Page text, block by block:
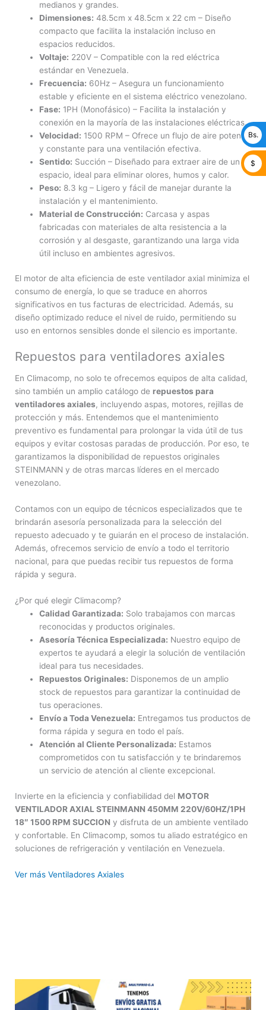
medianos y grandes.
Dimensiones: 48.5cm x 48.5cm x 22 cm – Diseño
compacto que facilita la instalación incluso en
espacios reducidos.
Voltaje: 220V – Compatible con la red eléctrica
estándar en Venezuela.
Frecuencia: 60Hz – Asegura un funcionamiento
estable y eficiente en el sistema eléctrico venezolano.
Fase: 1PH (Monofásico) – Facilita la instalación y
conexión en la mayoría de las instalaciones eléctricas.
Velocidad: 1500 RPM – Ofrece un flujo de aire potente
y constante para una ventilación efectiva.
Sentido: Succión – Diseñado para extraer aire de un
espacio, ideal para eliminar olores, humos y calor.
Peso: 8.3 kg – Ligero y fácil de manejar durante la
instalación y el mantenimiento.
Material de Construcción: Carcasa y aspas
fabricadas con materiales de alta resistencia a la
corrosión y al desgaste, garantizando una larga vida
útil incluso en ambientes agresivos.
El motor de alta eficiencia de este ventilador axial minimiza el
consumo de energía, lo que se traduce en ahorros
significativos en tus facturas de electricidad. Además, su
diseño optimizado reduce el nivel de ruido, permitiendo su
uso en entornos sensibles donde el silencio es importante.
Repuestos para ventiladores axiales
En Climacomp, no solo te ofrecemos equipos de alta calidad,
sino también un amplio catálogo de repuestos para
ventiladores axiales, incluyendo aspas, motores, rejillas de
protección y más. Entendemos que el mantenimiento
preventivo es fundamental para prolongar la vida útil de tus
equipos y evitar costosas paradas de producción. Por eso, te
garantizamos la disponibilidad de repuestos originales
STEINMANN y de otras marcas líderes en el mercado
venezolano.
Contamos con un equipo de técnicos especializados que te
brindarán asesoría personalizada para la selección del
repuesto adecuado y te guiarán en el proceso de instalación.
Además, ofrecemos servicio de envío a todo el territorio
nacional, para que puedas recibir tus repuestos de forma
rápida y segura.
¿Por qué elegir Climacomp?
Calidad Garantizada: Solo trabajamos con marcas
reconocidas y productos originales.
Asesoría Técnica Especializada: Nuestro equipo de
expertos te ayudará a elegir la solución de ventilación
ideal para tus necesidades.
Repuestos Originales: Disponemos de un amplio
stock de repuestos para garantizar la continuidad de
tus operaciones.
Envío a Toda Venezuela: Entregamos tus productos de
forma rápida y segura en todo el país.
Atención al Cliente Personalizada: Estamos
comprometidos con tu satisfacción y te brindaremos
un servicio de atención al cliente excepcional.
Invierte en la eficiencia y confiabilidad del MOTOR
VENTILADOR AXIAL STEINMANN 450MM 220V/60HZ/1PH
18″ 1500 RPM SUCCION y disfruta de un ambiente ventilado
y confortable. En Climacomp, somos tu aliado estratégico en
soluciones de refrigeración y ventilación en Venezuela.
Ver más Ventiladores Axiales
Bs.
$